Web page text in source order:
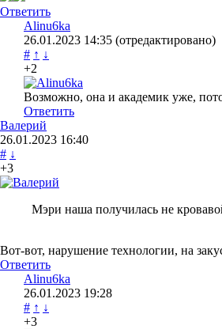
Ответить
Alinu6ka
26.01.2023 14:35 (отредактировано)
# ↑ ↓
+2
Возможно, она и академик уже,
Ответить
Валерий
26.01.2023 16:40
# ↓
+3
Мэри наша получилась не
Вот-вот, нарушение технологии, на
Ответить
Alinu6ka
26.01.2023 19:28
# ↑ ↓
+3